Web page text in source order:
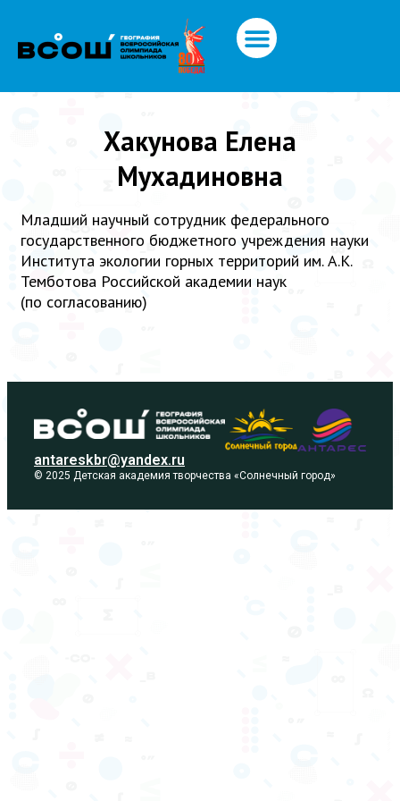
Хакунова Елена
Мухадиновна
Младший научный сотрудник федерального
государственного бюджетного учреждения науки
Института экологии горных территорий им. А.К.
Темботова Российской академии наук
(по согласованию)
antareskbr@yandex.ru
© 2025 Детская академия творчества «Солнечный город»